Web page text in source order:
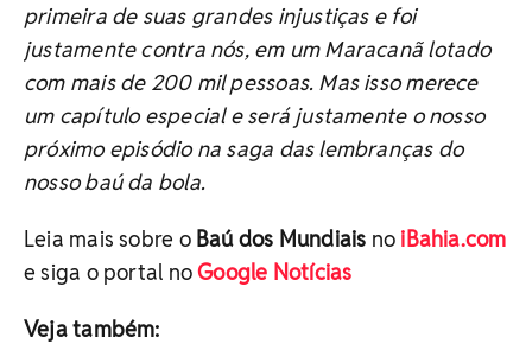
primeira de suas grandes injustiças e foi
justamente contra nós, em um Maracanã lotado
com mais de 200 mil pessoas. Mas isso merece
um capítulo especial e será justamente o nosso
próximo episódio na saga das lembranças do
nosso baú da bola.
Leia mais sobre o Baú dos Mundiais no iBahia.com
e siga o portal noGoogle Notícias
Veja também: